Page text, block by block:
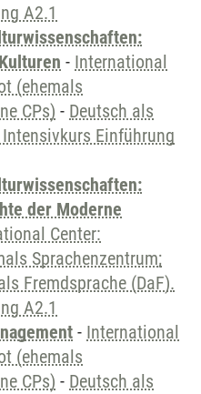
A2.1
- International
(ehemals
CPs) - Deutsch als
Einführung
der Moderne
Center:
Sprachenzentrum;
Fremdsprache (DaF).
A2.1
- International
(ehemals
CPs) - Deutsch als